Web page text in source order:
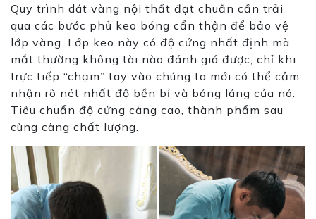
Quy trình dát vàng nội thất đạt chuẩn cần trải
qua các bước phủ keo bóng cẩn thận để bảo vệ
lớp vàng. Lớp keo này có độ cứng nhất định mà
mắt thường không tài nào đánh giá được, chỉ khi
trực tiếp “chạm” tay vào chúng ta mới có thể cảm
nhận rõ nét nhất độ bền bỉ và bóng láng của nó.
Tiêu chuẩn độ cứng càng cao, thành phẩm sau
cùng càng chất lượng.